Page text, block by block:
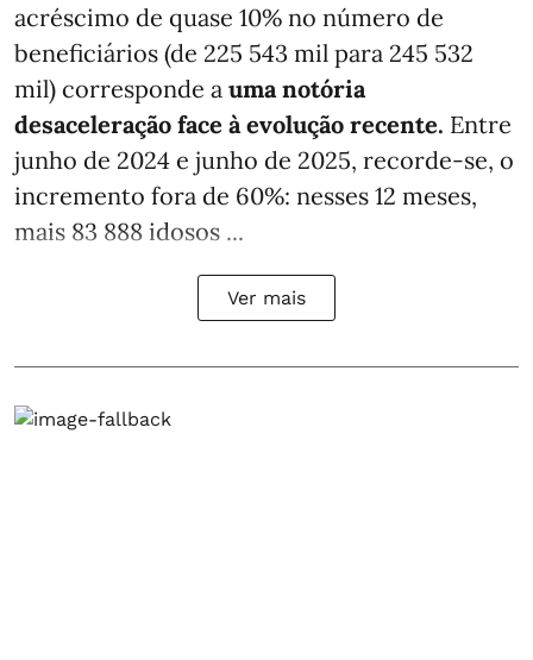
acréscimo de quase 10% no número de
beneficiários (de 225 543 mil para 245 532
mil) corresponde a uma notória
desaceleração face à evolução recente. Entre
junho de 2024 e junho de 2025, recorde-se, o
incremento fora de 60%: nesses 12 meses,
mais 83 888 idosos ...
Ver mais